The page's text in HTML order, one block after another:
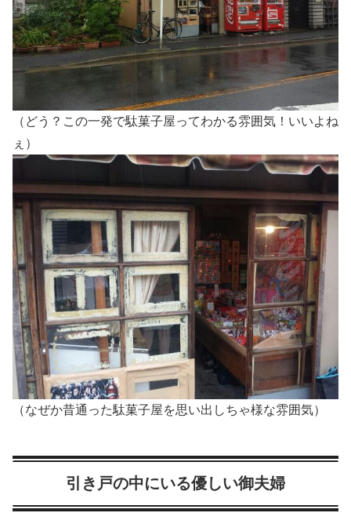
（どう？この一発で駄菓子屋ってわかる雰囲気！いいよね
ぇ）
（なぜか昔通った駄菓子屋を思い出しちゃ様な雰囲気）
引き戸の中にいる優しい御夫婦